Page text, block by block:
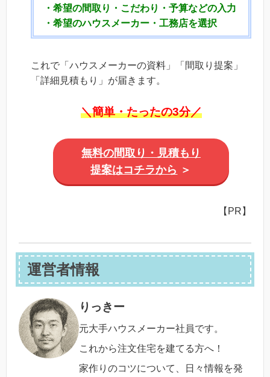
・希望の間取り・こだわり・予算などの入力
・希望のハウスメーカー・工務店を選択
これで「ハウスメーカーの資料」「間取り提案」
「詳細見積もり」が届きます。
＼簡単・たったの3分／
無料の間取り・見積もり
提案はコチラから ＞
【PR】
運営者情報
りっきー
元大手ハウスメーカー社員です。
これから注文住宅を建てる方へ！
家作りのコツについて、日々情報を発